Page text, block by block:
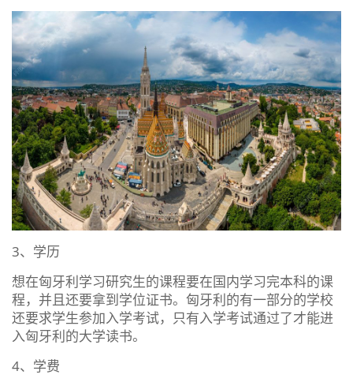
3、学历
想在匈牙利学习研究生的课程要在国内学习完本科的课
程，并且还要拿到学位证书。匈牙利的有一部分的学校
还要求学生参加入学考试，只有入学考试通过了才能进
入匈牙利的大学读书。
4、学费